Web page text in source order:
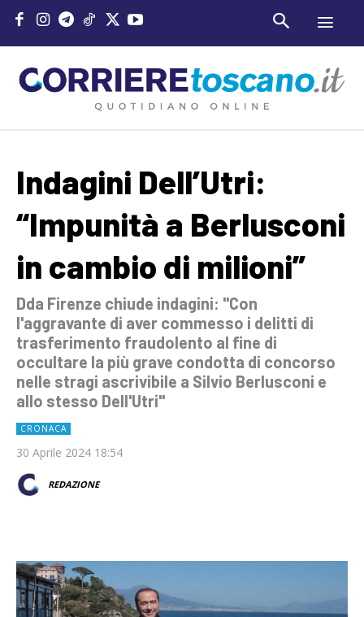
Indagini Dell’Utri:
“Impunità a Berlusconi
in cambio di milioni”
Dda Firenze chiude indagini: "Con
l'aggravante di aver commesso i delitti di
trasferimento fraudolento al fine di
occultare la più grave condotta di concorso
nelle stragi ascrivibile a Silvio Berlusconi e
allo stesso Dell'Utri"
CRONACA
30 Aprile 2024 18:54
REDAZIONE